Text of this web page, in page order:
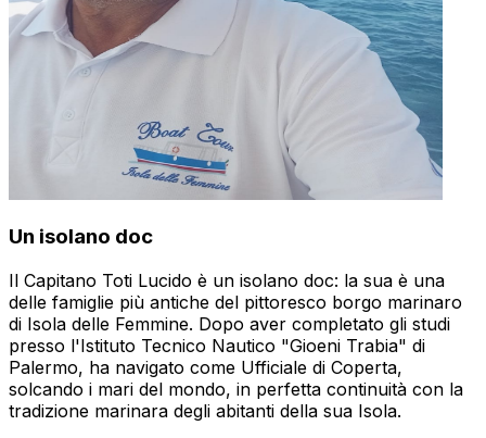
Un isolano doc
Il Capitano Toti Lucido è un isolano doc: la sua è una
delle famiglie più antiche del pittoresco borgo marinaro
di Isola delle Femmine. Dopo aver completato gli studi
presso l'Istituto Tecnico Nautico "Gioeni Trabia" di
Palermo, ha navigato come Ufficiale di Coperta,
solcando i mari del mondo, in perfetta continuità con la
tradizione marinara degli abitanti della sua Isola.